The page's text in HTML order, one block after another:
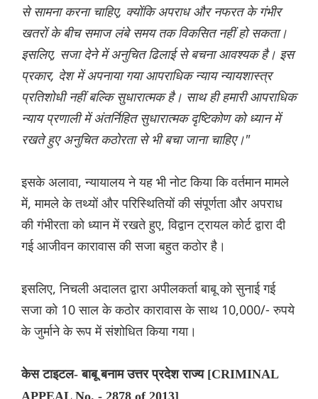
से सामना करना चाहिए, क्योंकि अपराध और नफरत के गंभीर
खतरों के बीच समाज लंबे समय तक विकसित नहीं हो सकता।
इसलिए, सजा देने में अनुचित ढिलाई से बचना आवश्यक है। इस
प्रकार, देश में अपनाया गया आपराधिक न्याय न्यायशास्त्र
प्रतिशोधी नहीं बल्कि सुधारात्मक है। साथ ही हमारी आपराधिक
न्याय प्रणाली में अंतर्निहित सुधारात्मक दृष्टिकोण को ध्यान में
रखते हुए अनुचित कठोरता से भी बचा जाना चाहिए।"
इसके अलावा, न्यायालय ने यह भी नोट किया कि वर्तमान मामले
में, मामले के तथ्यों और परिस्थितियों की संपूर्णता और अपराध
की गंभीरता को ध्यान में रखते हुए, विद्वान ट्रायल कोर्ट द्वारा दी
गई आजीवन कारावास की सजा बहुत कठोर है।
इसलिए, निचली अदालत द्वारा अपीलकर्ता बाबू को सुनाई गई
सजा को 10 साल के कठोर कारावास के साथ 10,000/- रुपये
के जुर्माने के रूप में संशोधित किया गया।
केस टाइटल- बाबू बनाम उत्तर प्रदेश राज्य [CRIMINAL